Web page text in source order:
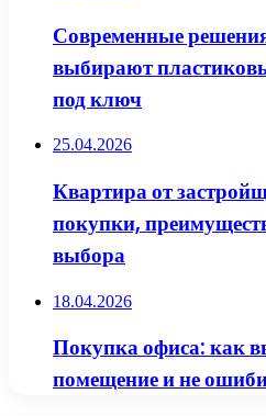
Современные
выбирают
под ключ
25.04.2026
Квартира от
покупки,
выбора
18.04.2026
Покупка офиса: как
помещение и не